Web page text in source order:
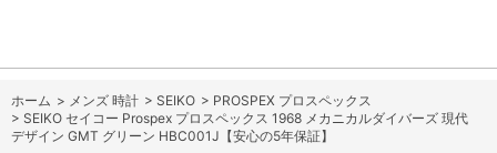
ホーム > メンズ 時計 > SEIKO > PROSPEX プロスペックス
> SEIKO セイコー Prospex プロスペックス 1968 メカニカルダイバーズ 現代
デザイン GMT グリーン HBC001J【安心の5年保証】